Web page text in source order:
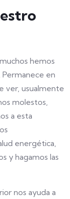
hemos
en
ver, usualmente
molestos,
a esta
energética,
y hagamos las
nos ayuda a